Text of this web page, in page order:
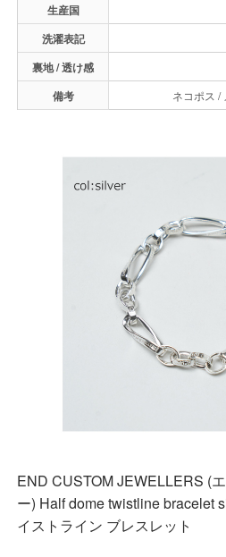
生産国
洗濯表記
裏地 / 透け感
備考
ネコポス
END CUSTOM JEWELLERS (
ー) Half dome twistline bracelet
イストライン ブレスレット